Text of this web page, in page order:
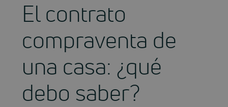
El contrato
compraventa de
una casa: ¿qué
debo saber?